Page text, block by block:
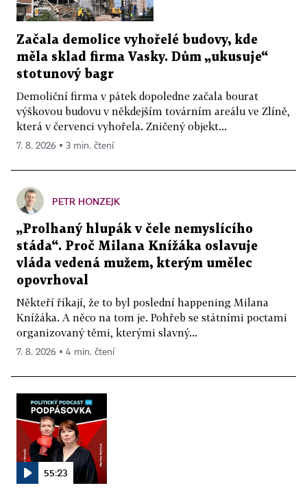
Začala demolice vyhořelé budovy, kde
měla sklad firma Vasky. Dům „ukusuje“
stotunový bagr
Demoliční firma v pátek dopoledne začala bourat
výškovou budovu v někdejším továrním areálu ve Zlíně,
která v červenci vyhořela. Zničený objekt...
7. 8. 2026 ▪ 3 min. čtení
PETR HONZEJK
„Prolhaný hlupák v čele nemyslícího
stáda“. Proč Milana Knížáka oslavuje
vláda vedená mužem, kterým umělec
opovrhoval
Někteří říkají, že to byl poslední happening Milana
Knížáka. A něco na tom je. Pohřeb se státními poctami
organizovaný těmi, kterými slavný...
7. 8. 2026 ▪ 4 min. čtení
55:23